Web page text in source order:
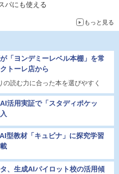
パにも使える
もっと見る
「ヨンデミーレベル本棚」を常
トーレ店から
の読む力に合った本を選びやすく
活用実証で「スタディポケッ
型教材「キュビナ」に探究学習
、生成AIパイロット校の活用傾